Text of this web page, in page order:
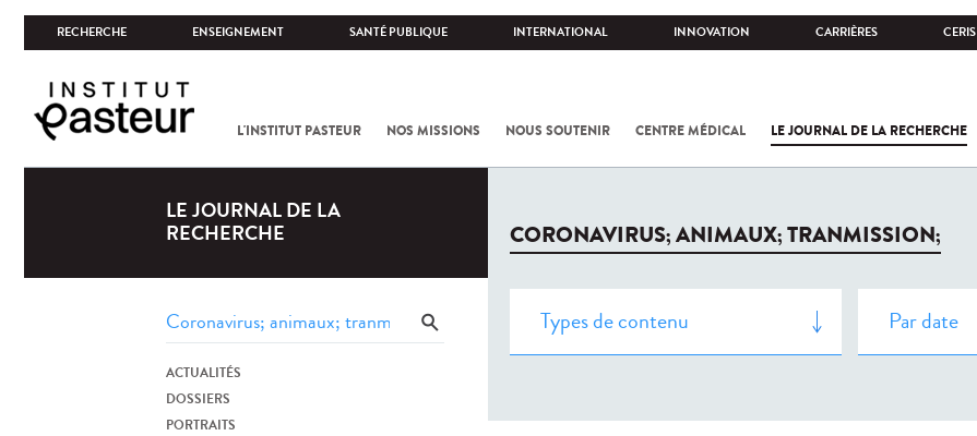
RECHERCHE ENSEIGNEMENT SANTÉ PUBLIQUE INTERNATIONAL INNOVATION CARRIÈRES CERIS
L'INSTITUT PASTEUR NOS MISSIONS NOUS SOUTENIR CENTRE MÉDICAL LE JOURNAL DE LA RECHERCHE
LE JOURNAL DE LA
RECHERCHE
ACTUALITÉS
DOSSIERS
PORTRAITS
CORONAVIRUS; ANIMAUX; TRANMISSION;